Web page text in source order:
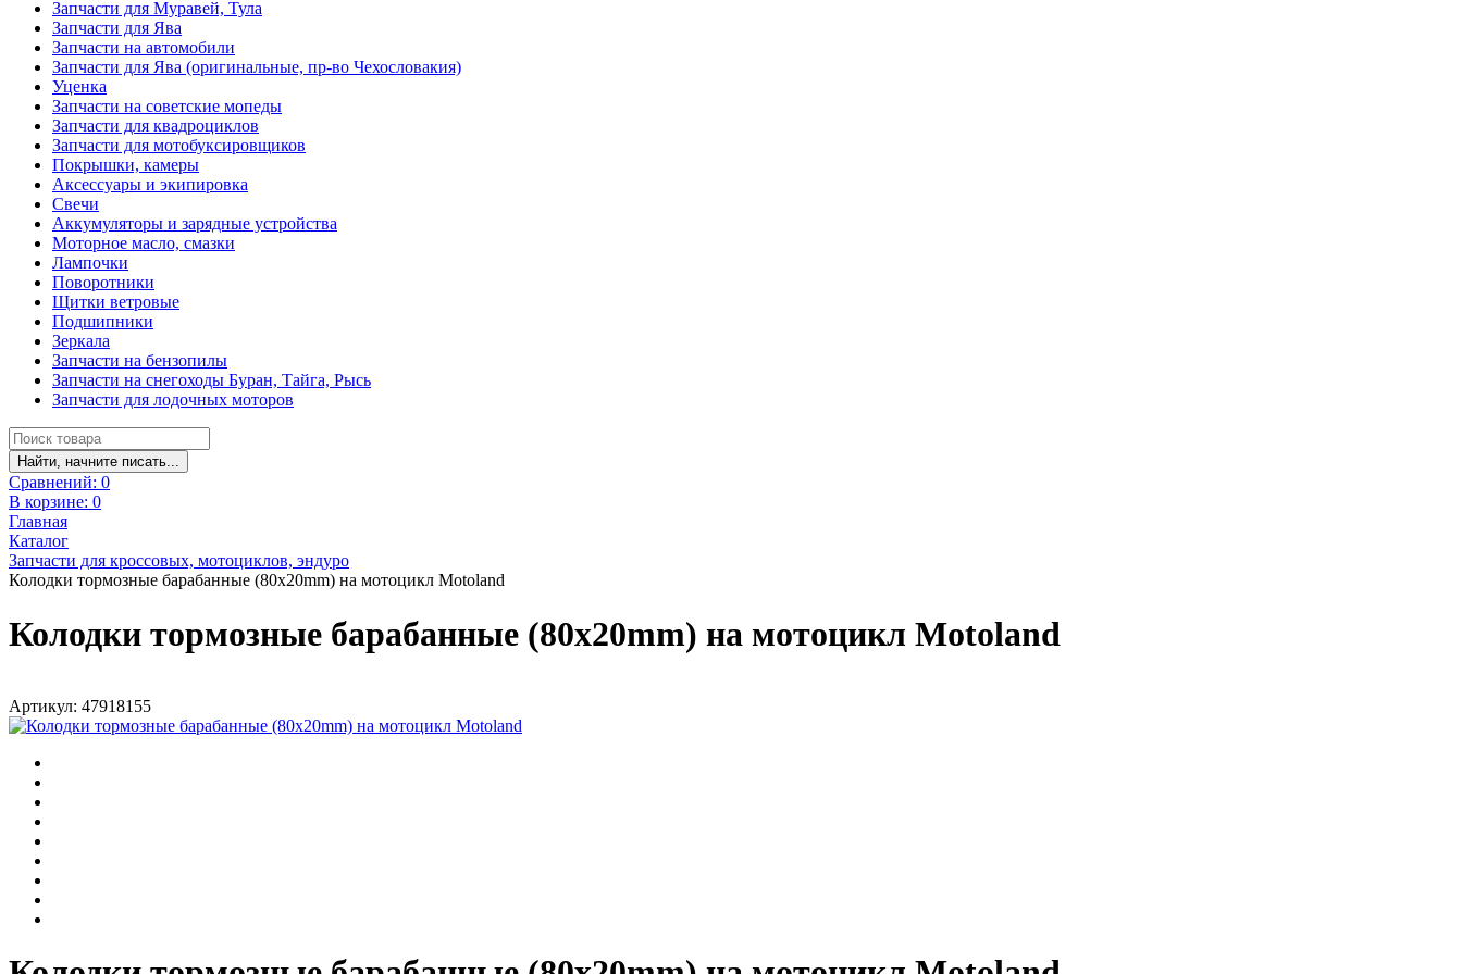
Запчасти для Муравей, Тула
Запчасти для Ява
Запчасти на автомобили
Запчасти для Ява (оригинальные, пр-во Чехословакия)
Уценка
Запчасти на советские мопеды
Запчасти для квадроциклов
Запчасти для мотобуксировщиков
Покрышки, камеры
Аксессуары и экипировка
Свечи
Аккумуляторы и зарядные устройства
Моторное масло, смазки
Лампочки
Поворотники
Щитки ветровые
Подшипники
Зеркала
Запчасти на бензопилы
Запчасти на снегоходы Буран, Тайга, Рысь
Запчасти для лодочных моторов
Найти, начните писать...
Сравнений: 0
В корзине: 0
Главная
Каталог
Запчасти для кроссовых, мотоциклов, эндуро
Колодки тормозные барабанные (80x20mm) на мотоцикл Motoland
Колодки тормозные барабанные (80x20mm) на мотоцикл Motoland
Артикул: 47918155